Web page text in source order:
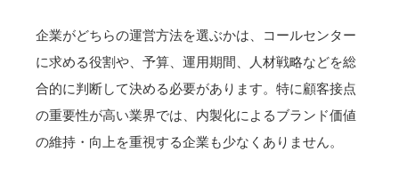
企業がどちらの運営方法を選ぶかは、コールセンター
に求める役割や、予算、運用期間、人材戦略などを総
合的に判断して決める必要があります。特に顧客接点
の重要性が高い業界では、内製化によるブランド価値
の維持・向上を重視する企業も少なくありません。